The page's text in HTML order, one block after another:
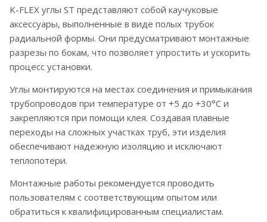
K-FLEX углы ST представляют собой каучуковые
аксессуары, выполненные в виде полых трубок
радиальной формы. Они предусматривают монтажные
разрезы по бокам, что позволяет упростить и ускорить
процесс установки.
Углы монтируются на местах соединения и примыкания
трубопроводов при температуре от +5 до +30°С и
закрепляются при помощи клея. Создавая плавные
переходы на сложных участках труб, эти изделия
обеспечивают надежную изоляцию и исключают
теплопотери.
Монтажные работы рекомендуется проводить
пользователям с соответствующим опытом или
обратиться к квалифицированным специалистам.